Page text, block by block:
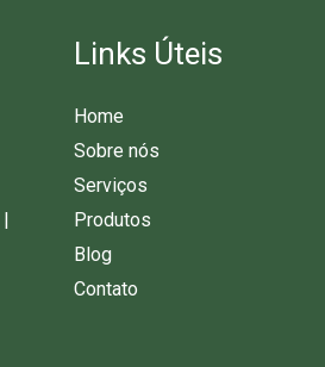
Links Úteis
Home
Sobre nós
Serviços
Produtos
Blog
Contato